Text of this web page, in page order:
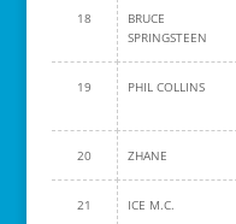
18
BRUCE
SPRINGSTEEN
19 PHIL COLLINS
20 ZHANE
21 ICE M.C.